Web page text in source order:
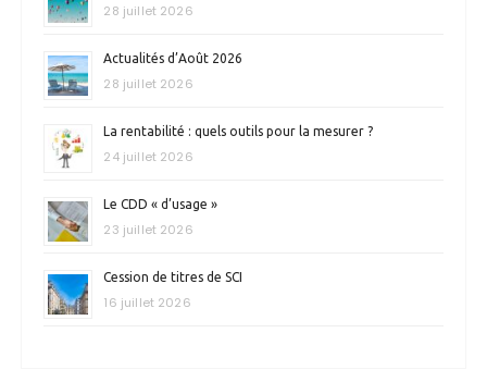
28 juillet 2026
Actualités d’Août 2026
28 juillet 2026
La rentabilité : quels outils pour la mesurer ?
24 juillet 2026
Le CDD « d’usage »
23 juillet 2026
Cession de titres de SCI
16 juillet 2026